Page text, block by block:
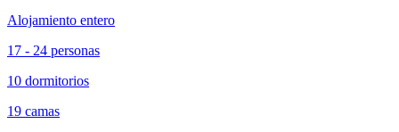
Alojamiento entero
17 - 24 personas
10 dormitorios
19 camas